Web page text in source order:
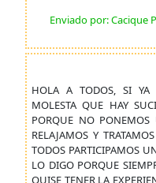
Enviado por: Cacique
HOLA A TODOS, SI YA
MOLESTA QUE HAY
PORQUE NO
RELAJAMOS Y
TODOS PARTICIPAMOS
LO DIGO PORQUE
QUISE TENER LA